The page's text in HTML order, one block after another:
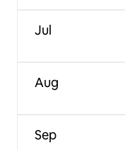
Jul
Aug
Sep